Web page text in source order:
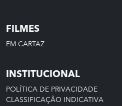
FILMES
EM CARTAZ
INSTITUCIONAL
POLÍTICA DE PRIVACIDADE
CLASSIFICAÇÃO INDICATIVA